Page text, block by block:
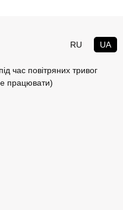
RU UA
час повітряних тривог
працювати)